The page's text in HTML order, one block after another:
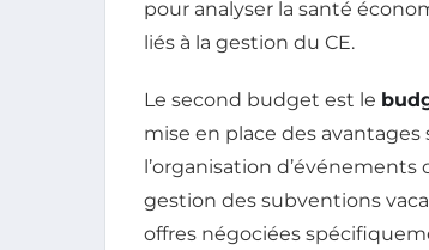
pour analyser la santé
liés à la gestion du CE.
Le second budget est le
mise en place des avantages
l’organisation
gestion des subventions
offres négociées